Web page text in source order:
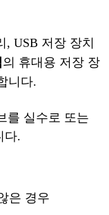
USB 저장 장치
의 휴대용 저장 장
니다.
를 실수로 또는
다.
은 경우